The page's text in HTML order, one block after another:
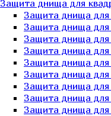
Защита днища для
Защита днища для
Защита днища для
Защита днища для
Защита днища для
Защита днища для
Защита днища для
Защита днища для
Защита днища для
Защита днища для